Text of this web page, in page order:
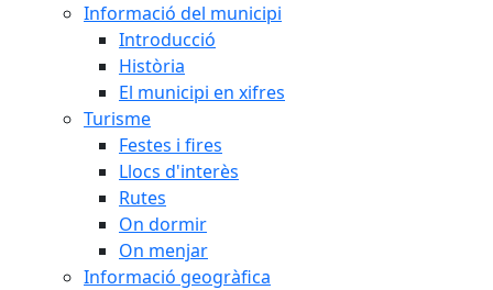
Informació del municipi
Introducció
Història
El municipi en xifres
Turisme
Festes i fires
Llocs d'interès
Rutes
On dormir
On menjar
Informació geogràfica